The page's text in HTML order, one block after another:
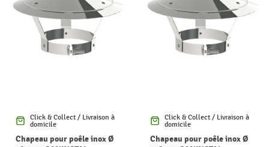
Click & Collect / Livraison à
domicile
Chapeau pour poêle inox Ø
Click & Collect / Livraison à
domicile
Chapeau pour poêle inox Ø